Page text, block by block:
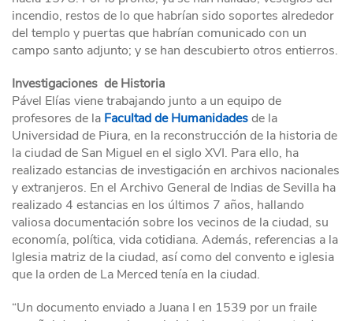
incendio, restos de lo que habrían sido soportes alrededor
del templo y puertas que habrían comunicado con un
campo santo adjunto; y se han descubierto otros entierros.
Investigaciones de Historia
Pável Elías viene trabajando junto a un equipo de
profesores de la Facultad de Humanidadesde la
Universidad de Piura, en la reconstrucción de la historia de
la ciudad de San Miguel en el siglo XVI. Para ello, ha
realizado estancias de investigación en archivos nacionales
y extranjeros. En el Archivo General de Indias de Sevilla ha
realizado 4 estancias en los últimos 7 años, hallando
valiosa documentación sobre los vecinos de la ciudad, su
economía, política, vida cotidiana. Además, referencias a la
Iglesia matriz de la ciudad, así como del convento e iglesia
que la orden de La Merced tenía en la ciudad.
“Un documento enviado a Juana I en 1539 por un fraile